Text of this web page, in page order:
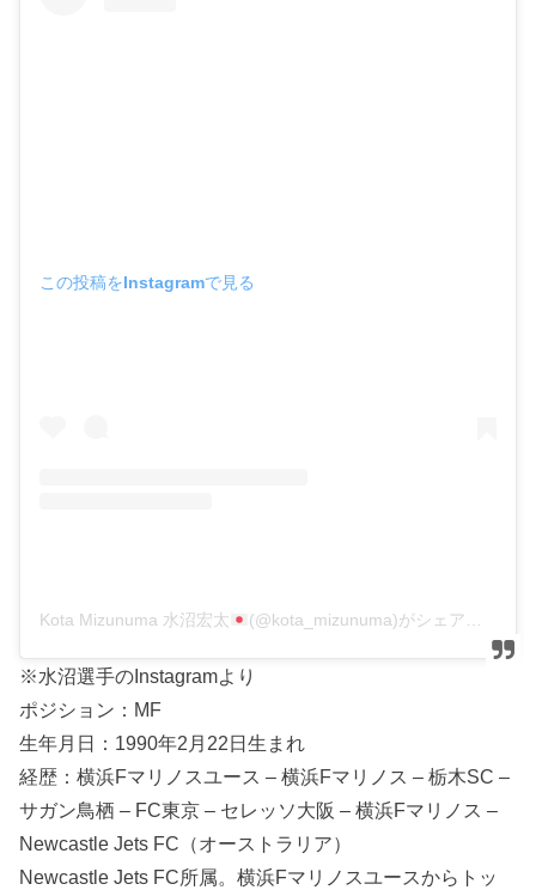
この投稿をInstagramで見る
Kota Mizunuma 水沼宏太 (@kota_mizunuma)がシェアした投稿
※水沼選手のInstagramより
ポジション：MF
生年月日：1990年2月22日生まれ
経歴：横浜Fマリノスユース – 横浜Fマリノス – 栃木SC –
サガン鳥栖 – FC東京 – セレッソ大阪 – 横浜Fマリノス –
Newcastle Jets FC（オーストラリア）
Newcastle Jets FC所属。横浜Fマリノスユースからトッ